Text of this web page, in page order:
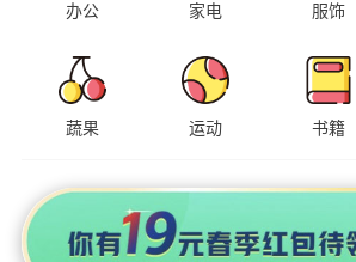
办公 家电 服饰
蔬果 运动 书籍